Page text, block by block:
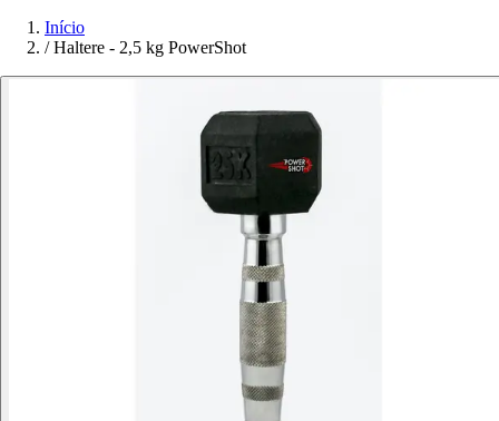
Início
/ Haltere - 2,5 kg PowerShot